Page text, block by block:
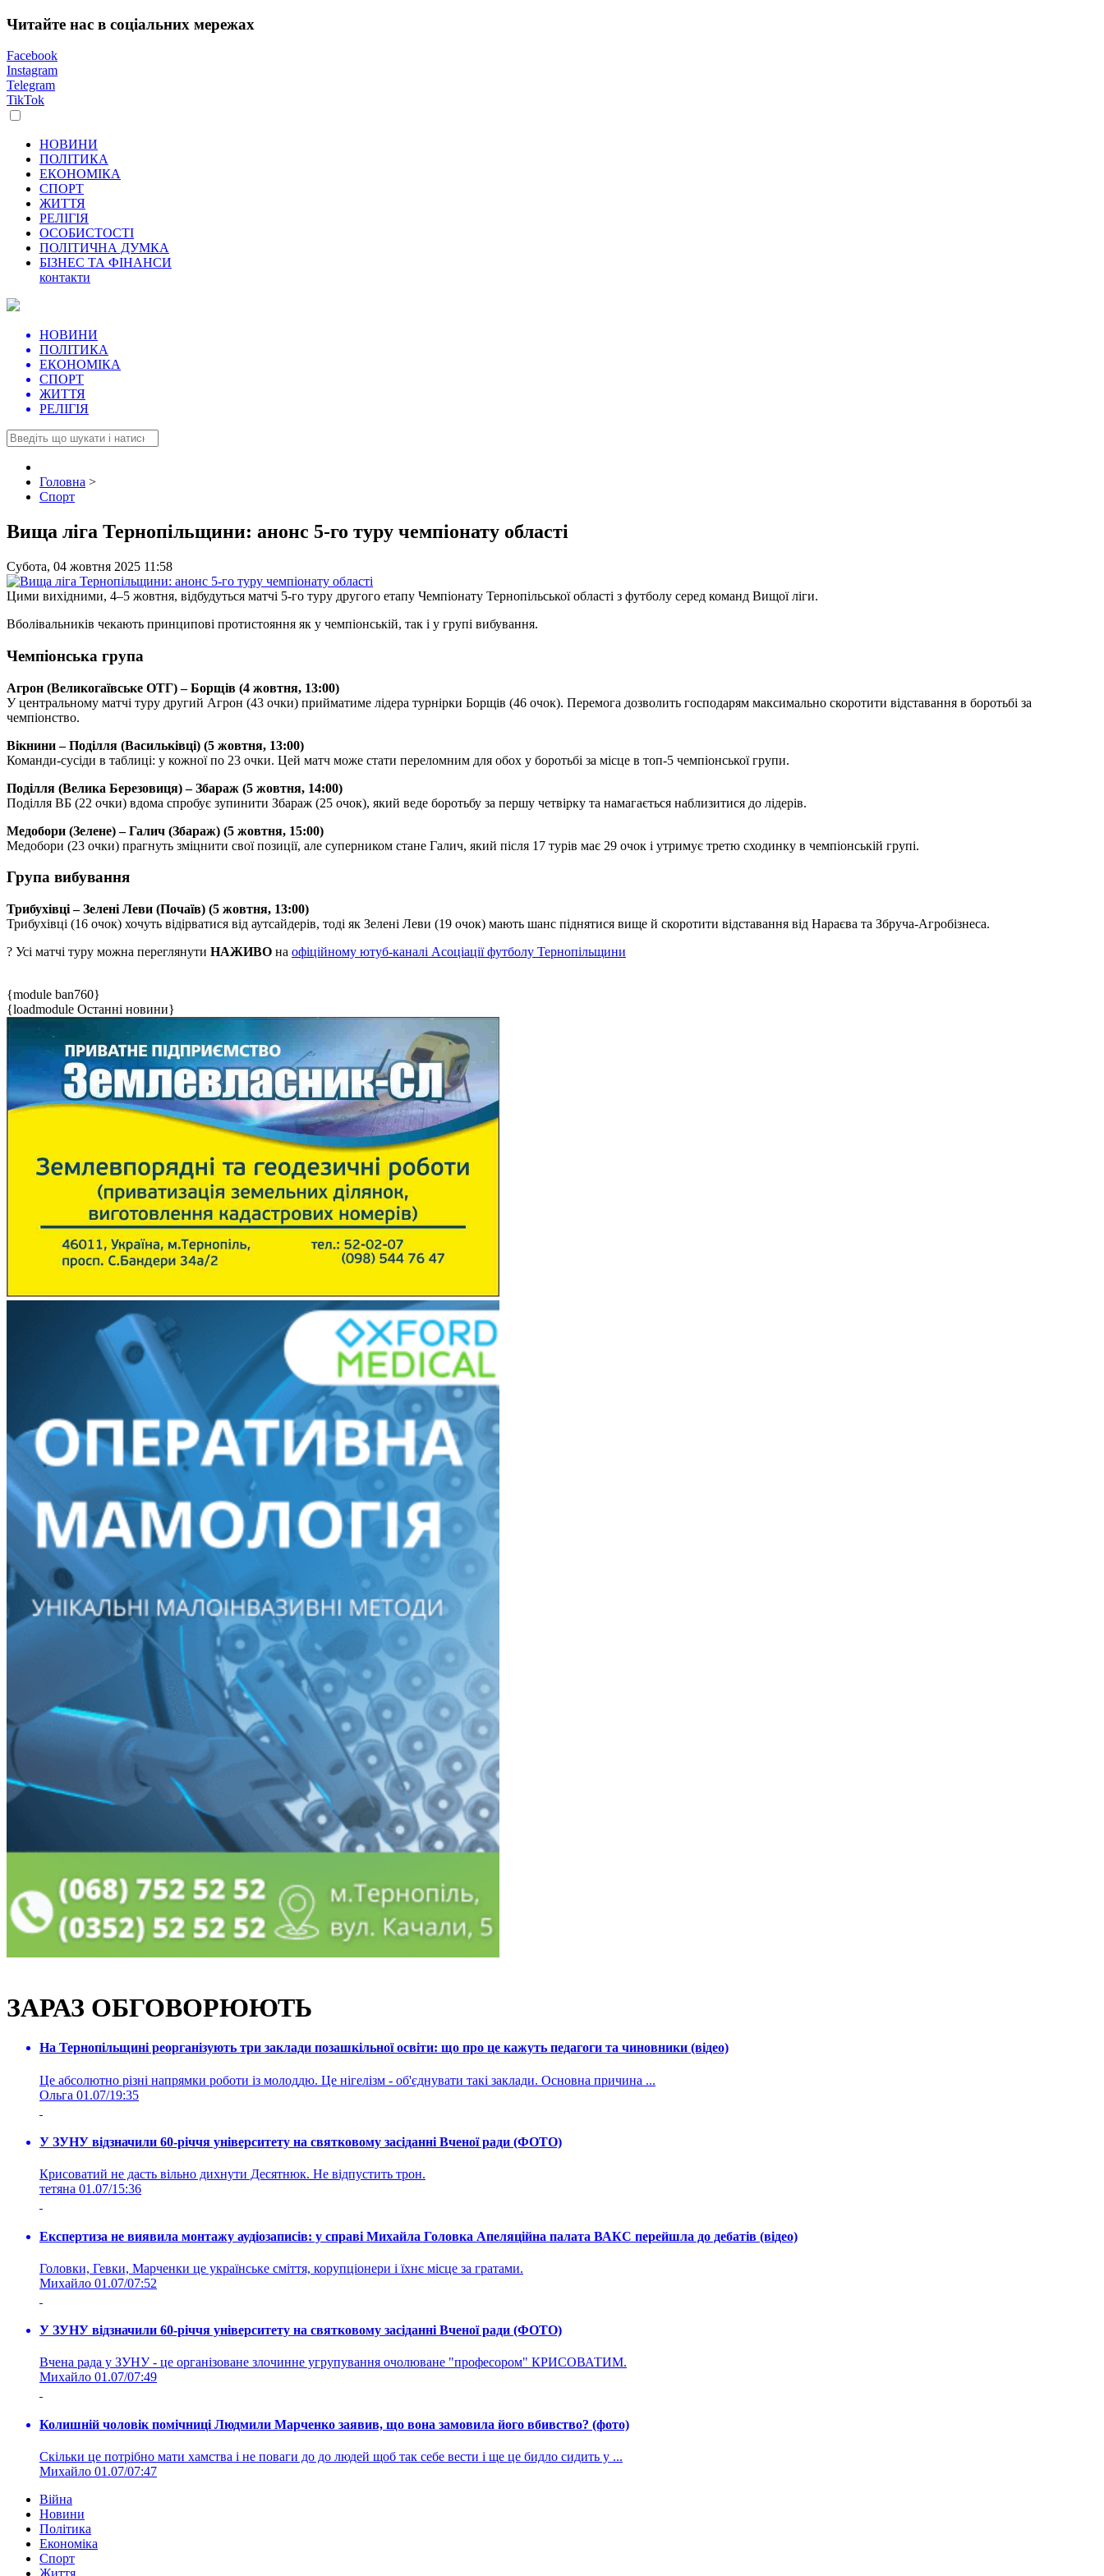
Читайте нас в соціальних мережах
Facebook
Instagram
Telegram
TikTok
НОВИНИ
ПОЛІТИКА
ЕКОНОМІКА
СПОРТ
ЖИТТЯ
РЕЛІГІЯ
ОСОБИСТОСТІ
ПОЛІТИЧНА ДУМКА
БІЗНЕС ТА ФІНАНСИ
контакти
НОВИНИ
ПОЛІТИКА
ЕКОНОМІКА
СПОРТ
ЖИТТЯ
РЕЛІГІЯ
Головна >
Спорт
Вища ліга Тернопільщини: анонс 5-го туру чемпіонату області
Субота, 04 жовтня 2025 11:58
Цими вихідними, 4–5 жовтня, відбудуться матчі 5-го туру другого етапу Чемпіонату Тернопільської області з футболу серед команд Вищої ліги.
Вболівальників чекають принципові протистояння як у чемпіонській, так і у групі вибування.
Чемпіонська група
Агрон (Великогаївське ОТГ) – Борщів (4 жовтня, 13:00)
У центральному матчі туру другий Агрон (43 очки) прийматиме лідера турнірки Борщів (46 очок). Перемога дозволить господарям максимально скоротити відставання в боротьбі за
чемпіонство.
Вікнини – Поділля (Васильківці) (5 жовтня, 13:00)
Команди-сусіди в таблиці: у кожної по 23 очки. Цей матч може стати переломним для обох у боротьбі за місце в топ-5 чемпіонської групи.
Поділля (Велика Березовиця) – Збараж (5 жовтня, 14:00)
Поділля ВБ (22 очки) вдома спробує зупинити Збараж (25 очок), який веде боротьбу за першу четвірку та намагається наблизитися до лідерів.
Медобори (Зелене) – Галич (Збараж) (5 жовтня, 15:00)
Медобори (23 очки) прагнуть зміцнити свої позиції, але суперником стане Галич, який після 17 турів має 29 очок і утримує третю сходинку в чемпіонській групі.
Група вибування
Трибухівці – Зелені Леви (Почаїв) (5 жовтня, 13:00)
Трибухівці (16 очок) хочуть відірватися від аутсайдерів, тоді як Зелені Леви (19 очок) мають шанс піднятися вище й скоротити відставання від Нараєва та Збруча-Агробізнеса.
? Усі матчі туру можна переглянути НАЖИВО на офіційному ютуб-каналі Асоціації футболу Тернопільщини
{module ban760}
{loadmodule Останні новини}
ЗАРАЗ ОБГОВОРЮЮТЬ
На Тернопільщині реорганізують три заклади позашкільної освіти: що про це кажуть педагоги та чиновники (відео)
Це абсолютно різні напрямки роботи із молоддю. Це нігелізм - об'єднувати такі заклади. Основна причина ...
Ольга 01.07/19:35
У ЗУНУ відзначили 60-річчя університету на святковому засіданні Вченої ради (ФОТО)
Крисоватий не дасть вільно дихнути Десятнюк. Не відпустить трон.
тетяна 01.07/15:36
Експертиза не виявила монтажу аудіозаписів: у справі Михайла Головка Апеляційна палата ВАКС перейшла до дебатів (відео)
Головки, Гевки, Марченки це українське сміття, корупціонери і їхнє місце за гратами.
Михайло 01.07/07:52
У ЗУНУ відзначили 60-річчя університету на святковому засіданні Вченої ради (ФОТО)
Вчена рада у ЗУНУ - це організоване злочинне угрупування очолюване "професором" КРИСОВАТИМ.
Михайло 01.07/07:49
Колишній чоловік помічниці Людмили Марченко заявив, що вона замовила його вбивство? (фото)
Скільки це потрібно мати хамства і не поваги до до людей щоб так себе вести і ще це бидло сидить у ...
Михайло 01.07/07:47
Війна
Новини
Політика
Економіка
Спорт
Життя